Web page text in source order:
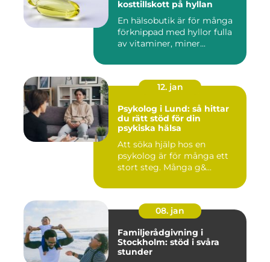
kosttillskott på hyllan
En hälsobutik är för många
förknippad med hyllor fulla
av vitaminer, miner...
12. jan
Psykolog i Lund: så hittar
du rätt stöd för din
psykiska hälsa
Att söka hjälp hos en
psykolog är för många ett
stort steg. Många g&...
08. jan
Familjerådgivning i
Stockholm: stöd i svåra
stunder